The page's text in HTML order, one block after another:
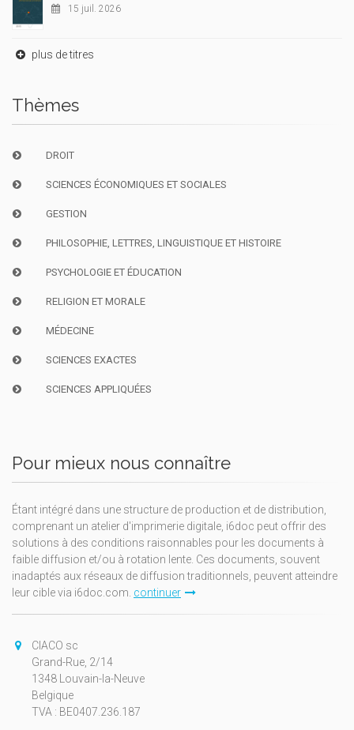
15 juil. 2026
plus de titres
Thèmes
DROIT
SCIENCES ÉCONOMIQUES ET SOCIALES
GESTION
PHILOSOPHIE, LETTRES, LINGUISTIQUE ET HISTOIRE
PSYCHOLOGIE ET ÉDUCATION
RELIGION ET MORALE
MÉDECINE
SCIENCES EXACTES
SCIENCES APPLIQUÉES
Pour mieux nous connaître
Étant intégré dans une structure de production et de distribution,
comprenant un atelier d'imprimerie digitale, i6doc peut offrir des
solutions à des conditions raisonnables pour les documents à
faible diffusion et/ou à rotation lente. Ces documents, souvent
inadaptés aux réseaux de diffusion traditionnels, peuvent atteindre
leur cible via i6doc.com. continuer
CIACO sc
Grand-Rue, 2/14
1348 Louvain-la-Neuve
Belgique
TVA : BE0407.236.187